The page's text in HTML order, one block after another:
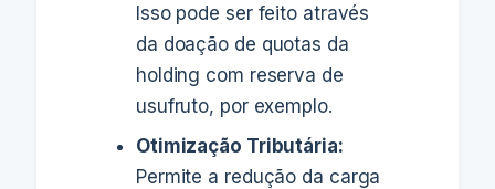
Isso pode ser feito através
da doação de quotas da
holding com reserva de
usufruto, por exemplo.
Otimização Tributária:
Permite a redução da carga